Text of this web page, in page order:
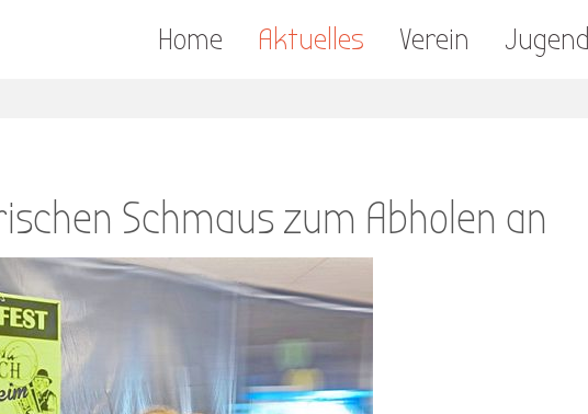
Home Aktuelles Verein Jugend
Schmaus zum Abholen an